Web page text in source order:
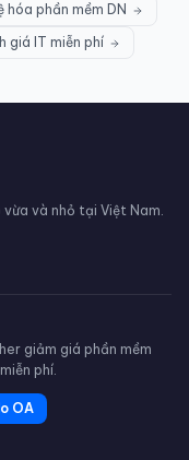
hóa phần mềm DN
giá IT miễn phí
và nhỏ tại Việt Nam.
giảm giá phần mềm
phí.
OA